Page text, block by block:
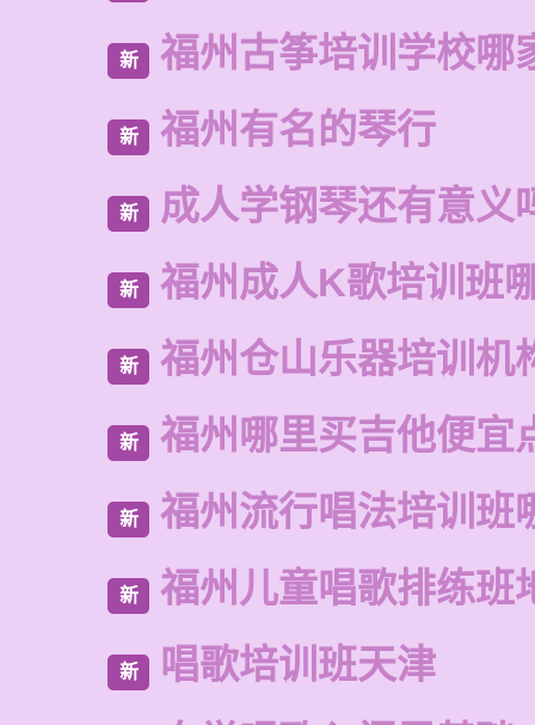
新 福州古筝培训学校哪
新 福州有名的琴行
新 成人学钢琴还有意义
新 福州成人K歌培训班
新 福州仓山乐器培训机
新 福州哪里买吉他便宜
新 福州流行唱法培训班
新 福州儿童唱歌排练班
新 唱歌培训班天津